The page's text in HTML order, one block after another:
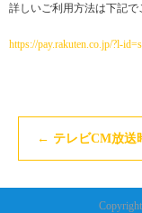
詳しいご利用方法は下記で
https://pay.rakuten.co.jp/?l-
← テレビCM放送